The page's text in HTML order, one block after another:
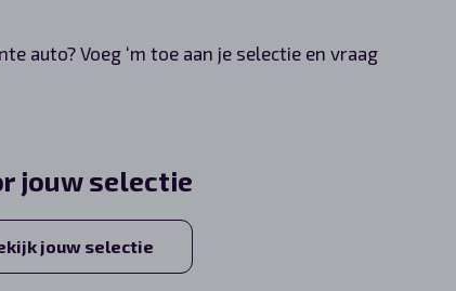
auto? Voeg ‘m toe aan je selectie en vraag
jouw selectie
jouw selectie